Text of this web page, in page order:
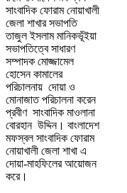
সাংবাদিক ফোরাম নোয়াখালী
জেলা শাখার সভাপতি
তাজুল ইসলাম মানিকভূঁইয়া
সভাপতিত্বে সাধারণ
সম্পাদক মোজ্জামেল
হোসেন কামালের
পরিচালনায় দোয়া ও
মোনাজাত পরিচালনা করেন
প্রবীণ সাংবাদিক মাওলানা
বোরহান উদ্দিন। বাংলাদেশ
মফস্বল সাংবাদিক ফোরাম
নোয়াখালী জেলা শাখা এ
দোয়া-মাহফিলের আয়োজন
করে।